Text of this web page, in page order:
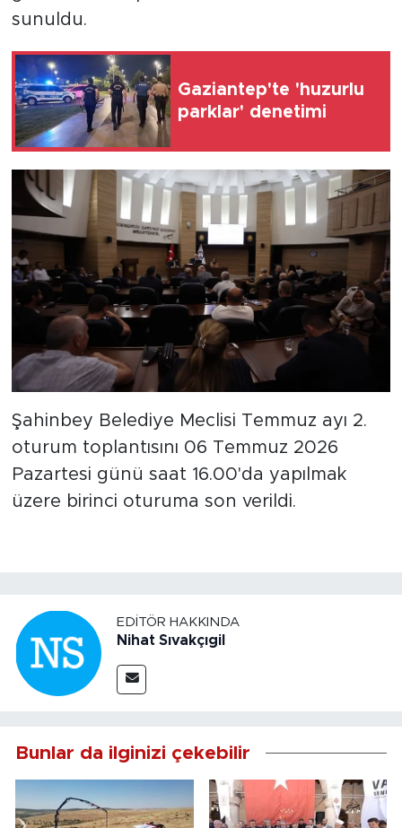
sunuldu.
Gaziantep'te 'huzurlu
parklar' denetimi
Şahinbey Belediye Meclisi Temmuz ayı 2.
oturum toplantısını 06 Temmuz 2026
Pazartesi günü saat 16.00'da yapılmak
üzere birinci oturuma son verildi.
EDITÖR HAKKINDA
Nihat Sıvakçıgil
Bunlar da ilginizi çekebilir